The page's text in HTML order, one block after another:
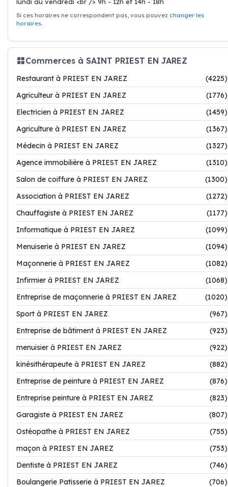
Si ces horaires ne correspondent pas, vous pouvez changer les
horaires.
Commerces à SAINT PRIEST EN JAREZ
Restaurant à PRIEST EN JAREZ
(4225)
Agriculteur à PRIEST EN JAREZ
(1776)
Electricien à PRIEST EN JAREZ
(1459)
Agriculture à PRIEST EN JAREZ
(1367)
Médecin à PRIEST EN JAREZ
(1327)
Agence immobilière à PRIEST EN JAREZ
(1310)
Salon de coiffure à PRIEST EN JAREZ
(1300)
Association à PRIEST EN JAREZ
(1272)
Chauffagiste à PRIEST EN JAREZ
(1177)
Informatique à PRIEST EN JAREZ
(1099)
Menuiserie à PRIEST EN JAREZ
(1094)
Maçonnerie à PRIEST EN JAREZ
(1082)
Infirmier à PRIEST EN JAREZ
(1068)
Entreprise de maçonnerie à PRIEST EN JAREZ
(1020)
Sport à PRIEST EN JAREZ
(967)
Entreprise de bâtiment à PRIEST EN JAREZ
(923)
menuisier à PRIEST EN JAREZ
(922)
kinésithérapeute à PRIEST EN JAREZ
(882)
Entreprise de peinture à PRIEST EN JAREZ
(876)
Entreprise peinture à PRIEST EN JAREZ
(823)
Garagiste à PRIEST EN JAREZ
(807)
Ostéopathe à PRIEST EN JAREZ
(755)
maçon à PRIEST EN JAREZ
(753)
Dentiste à PRIEST EN JAREZ
(746)
Boulangerie Patisserie à PRIEST EN JAREZ
(706)